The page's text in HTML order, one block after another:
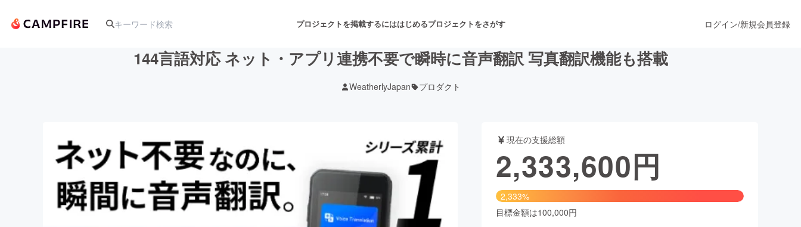
プロジェクトを掲載するにははじめるプロジェクトをさがす
アート・写真 舞台・パフォーマンス
テクノロジー・ガジェット ゲーム・サービス開発 フード・飲食店 ファッション
映像・映画 書籍・雑誌出版
ログイン/新規会員登録
144言語対応 ネット・アプリ連携不要で瞬時に音声翻訳 写真翻訳機能も搭載
WeatherlyJapan プロダクト
現在の支援総額
2,333,600円
2,333%
目標金額は100,000円